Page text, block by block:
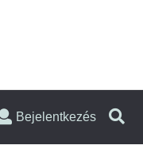
Bejelentkezés